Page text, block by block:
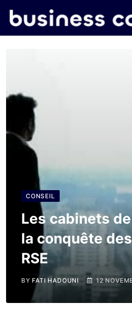
CONSEIL
Les cabinets
la conquête
RSE
BY FATI HADOUNI 12